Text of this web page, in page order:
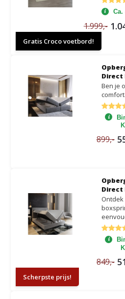
Gratis Croco voetbord!
Ca.
1.999,-
Direct
Ben je
899,-
Scherpste prijs!
Direct
849,-